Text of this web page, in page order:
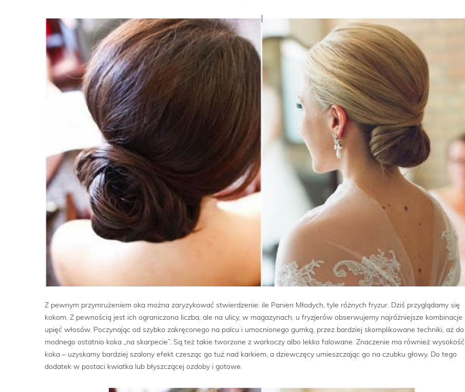
Z pewnym przymrużeniem oka można zaryzykować stwierdzenie: ile Panien Młodych, tyle różnych fryzur. Dziś przyglądamy się
kokom. Z pewnością jest ich ograniczona liczba, ale na ulicy, w magazynach, u fryzjerów obserwujemy najróżniejsze kombinacje
upięć włosów. Poczynając od szybko zakręconego na palcu i umocnionego gumką, przez bardziej skomplikowane techniki, aż do
modnego ostatnio koka „na skarpecie”. Są też takie tworzone z warkoczy albo lekko falowane. Znaczenie ma również wysokość
koka – uzyskamy bardziej szalony efekt czesząc go tuż nad karkiem, a dziewczęcy umieszczając go na czubku głowy. Do tego
dodatek w postaci kwiatka lub błyszczącej ozdoby i gotowe.